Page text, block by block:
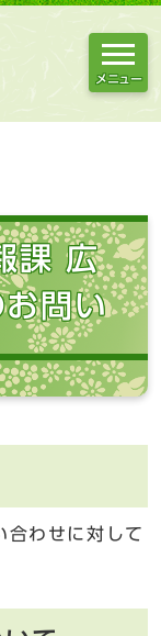
メニュー
課 広
問い
合わせに対して